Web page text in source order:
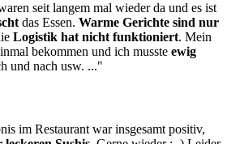
seit langem mal wieder da und es ist
das Essen. Warme Gerichte sind nur
Logistik hat nicht funktioniert. Mein
bekommen und ich musste ewig
und nach usw. ..."
im Restaurant war insgesamt positiv,